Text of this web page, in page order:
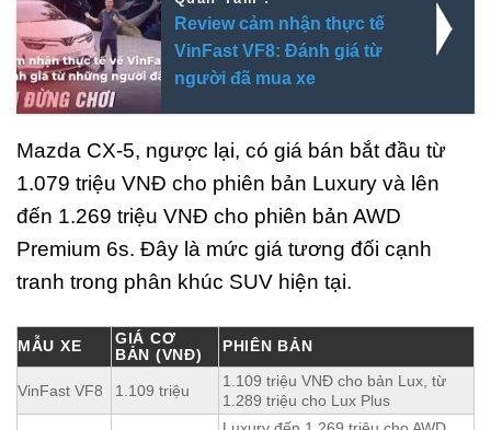
Review cảm nhận thực tế
VinFast VF8: Đánh giá từ
người đã mua xe
Mazda CX-5, ngược lại, có giá bán bắt đầu từ
1.079 triệu VNĐ cho phiên bản Luxury và lên
đến 1.269 triệu VNĐ cho phiên bản AWD
Premium 6s. Đây là mức giá tương đối cạnh
tranh trong phân khúc SUV hiện tại.
MẪU XE
GIÁ CƠ
BẢN (VNĐ)
PHIÊN BẢN
VinFast VF8 1.109 triệu
1.109 triệu VNĐ cho bản Lux, từ
1.289 triệu cho Lux Plus